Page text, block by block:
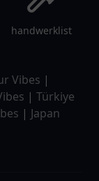
handwerklist
Vibes |
| Türkiye
| Japan